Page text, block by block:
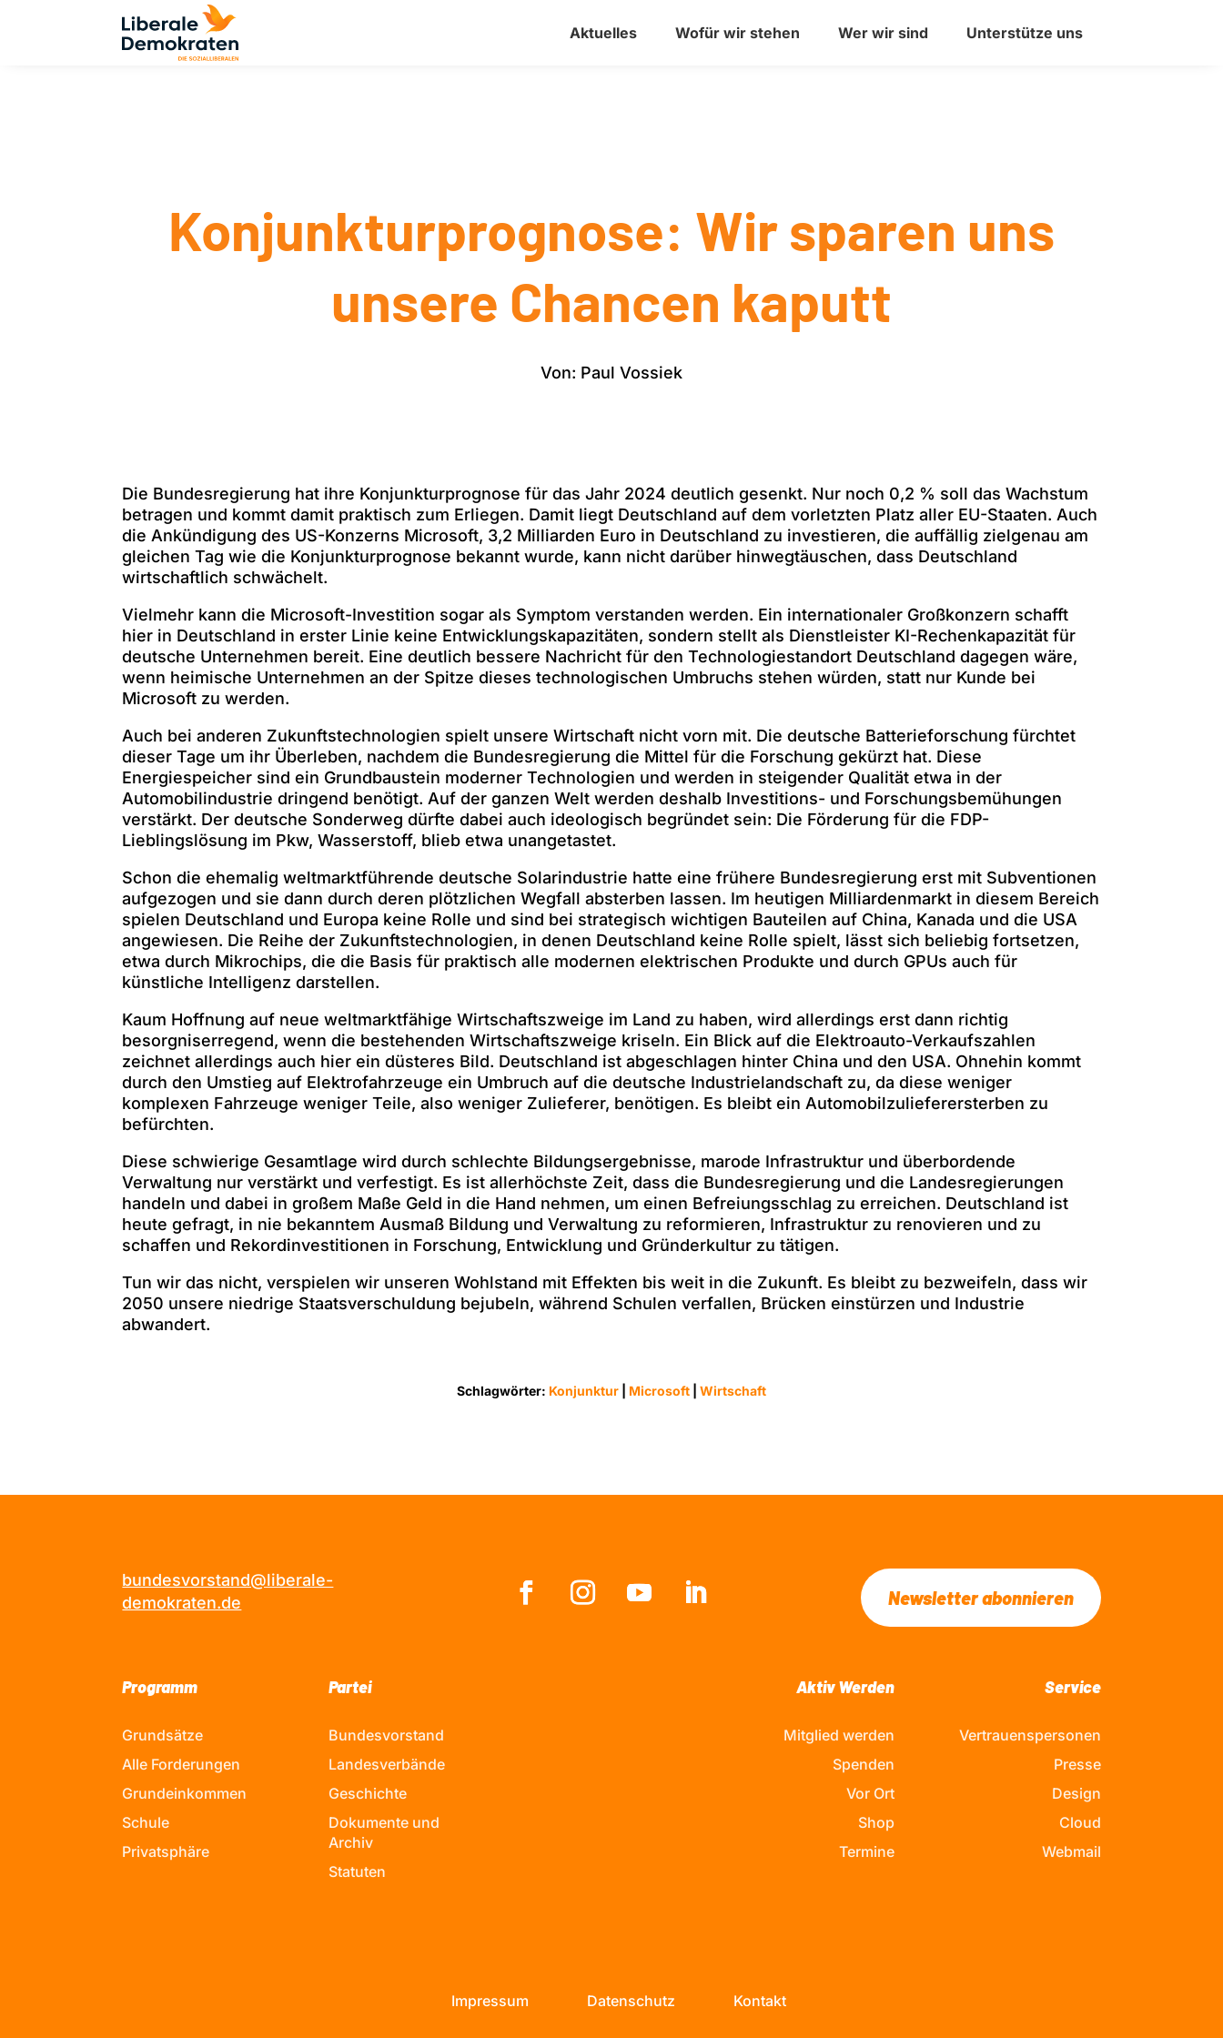
Aktuelles Wofür wir stehen Wer wir sind Unterstütze uns
Konjunkturprognose: Wir sparen uns
unsere Chancen kaputt
Von: Paul Vossiek
Die Bundesregierung hat ihre Konjunkturprognose für das Jahr 2024 deutlich gesenkt. Nur noch 0,2 % soll das Wachstum
betragen und kommt damit praktisch zum Erliegen. Damit liegt Deutschland auf dem vorletzten Platz aller EU-Staaten. Auch
die Ankündigung des US-Konzerns Microsoft, 3,2 Milliarden Euro in Deutschland zu investieren, die auffällig zielgenau am
gleichen Tag wie die Konjunkturprognose bekannt wurde, kann nicht darüber hinwegtäuschen, dass Deutschland
wirtschaftlich schwächelt.
Vielmehr kann die Microsoft-Investition sogar als Symptom verstanden werden. Ein internationaler Großkonzern schafft
hier in Deutschland in erster Linie keine Entwicklungskapazitäten, sondern stellt als Dienstleister KI-Rechenkapazität für
deutsche Unternehmen bereit. Eine deutlich bessere Nachricht für den Technologiestandort Deutschland dagegen wäre,
wenn heimische Unternehmen an der Spitze dieses technologischen Umbruchs stehen würden, statt nur Kunde bei
Microsoft zu werden.
Auch bei anderen Zukunftstechnologien spielt unsere Wirtschaft nicht vorn mit. Die deutsche Batterieforschung fürchtet
dieser Tage um ihr Überleben, nachdem die Bundesregierung die Mittel für die Forschung gekürzt hat. Diese
Energiespeicher sind ein Grundbaustein moderner Technologien und werden in steigender Qualität etwa in der
Automobilindustrie dringend benötigt. Auf der ganzen Welt werden deshalb Investitions- und Forschungsbemühungen
verstärkt. Der deutsche Sonderweg dürfte dabei auch ideologisch begründet sein: Die Förderung für die FDP-
Lieblingslösung im Pkw, Wasserstoff, blieb etwa unangetastet.
Schon die ehemalig weltmarktführende deutsche Solarindustrie hatte eine frühere Bundesregierung erst mit Subventionen
aufgezogen und sie dann durch deren plötzlichen Wegfall absterben lassen. Im heutigen Milliardenmarkt in diesem Bereich
spielen Deutschland und Europa keine Rolle und sind bei strategisch wichtigen Bauteilen auf China, Kanada und die USA
angewiesen. Die Reihe der Zukunftstechnologien, in denen Deutschland keine Rolle spielt, lässt sich beliebig fortsetzen,
etwa durch Mikrochips, die die Basis für praktisch alle modernen elektrischen Produkte und durch GPUs auch für
künstliche Intelligenz darstellen.
Kaum Hoffnung auf neue weltmarktfähige Wirtschaftszweige im Land zu haben, wird allerdings erst dann richtig
besorgniserregend, wenn die bestehenden Wirtschaftszweige kriseln. Ein Blick auf die Elektroauto-Verkaufszahlen
zeichnet allerdings auch hier ein düsteres Bild. Deutschland ist abgeschlagen hinter China und den USA. Ohnehin kommt
durch den Umstieg auf Elektrofahrzeuge ein Umbruch auf die deutsche Industrielandschaft zu, da diese weniger
komplexen Fahrzeuge weniger Teile, also weniger Zulieferer, benötigen. Es bleibt ein Automobilzulieferersterben zu
befürchten.
Diese schwierige Gesamtlage wird durch schlechte Bildungsergebnisse, marode Infrastruktur und überbordende
Verwaltung nur verstärkt und verfestigt. Es ist allerhöchste Zeit, dass die Bundesregierung und die Landesregierungen
handeln und dabei in großem Maße Geld in die Hand nehmen, um einen Befreiungsschlag zu erreichen. Deutschland ist
heute gefragt, in nie bekanntem Ausmaß Bildung und Verwaltung zu reformieren, Infrastruktur zu renovieren und zu
schaffen und Rekordinvestitionen in Forschung, Entwicklung und Gründerkultur zu tätigen.
Tun wir das nicht, verspielen wir unseren Wohlstand mit Effekten bis weit in die Zukunft. Es bleibt zu bezweifeln, dass wir
2050 unsere niedrige Staatsverschuldung bejubeln, während Schulen verfallen, Brücken einstürzen und Industrie
abwandert.
Schlagwörter: Konjunktur Microsoft Wirtschaft
bundesvorstand@liberale-
demokraten.de
Newsletter abonnieren
Programm
Grundsätze
Alle Forderungen
Grundeinkommen
Schule
Privatsphäre
Partei
Bundesvorstand
Landesverbände
Geschichte
Dokumente und
Archiv
Statuten
Aktiv Werden
Mitglied werden
Spenden
Vor Ort
Shop
Termine
Service
Vertrauenspersonen
Presse
Design
Cloud
Webmail
Impressum Datenschutz Kontakt